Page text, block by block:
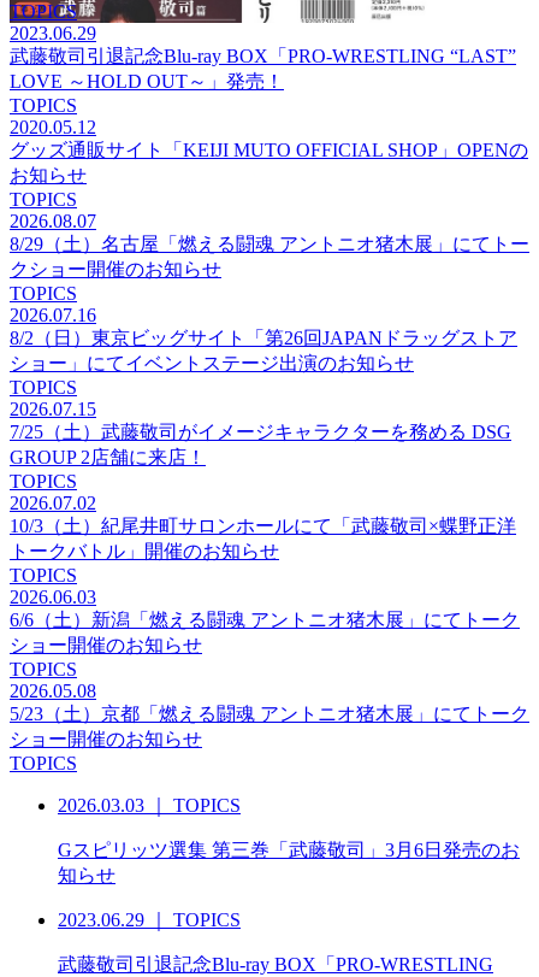
TOPICS
2023.06.29
武藤敬司引退記念Blu-ray BOX「PRO-WRESTLING “LAST”
LOVE ～HOLD OUT～」発売！
TOPICS
2020.05.12
グッズ通販サイト「KEIJI MUTO OFFICIAL SHOP」OPENの
お知らせ
TOPICS
2026.08.07
8/29（土）名古屋「燃える闘魂 アントニオ猪木展」にてトー
クショー開催のお知らせ
TOPICS
2026.07.16
8/2（日）東京ビッグサイト「第26回JAPANドラッグストア
ショー」にてイベントステージ出演のお知らせ
TOPICS
2026.07.15
7/25（土）武藤敬司がイメージキャラクターを務める DSG
GROUP 2店舗に来店！
TOPICS
2026.07.02
10/3（土）紀尾井町サロンホールにて「武藤敬司×蝶野正洋
トークバトル」開催のお知らせ
TOPICS
2026.06.03
6/6（土）新潟「燃える闘魂 アントニオ猪木展」にてトーク
ショー開催のお知らせ
TOPICS
2026.05.08
5/23（土）京都「燃える闘魂 アントニオ猪木展」にてトーク
ショー開催のお知らせ
TOPICS
2026.03.03 TOPICS
Gスピリッツ選集 第三巻「武藤敬司」3月6日発売のお
知らせ
2023.06.29 TOPICS
武藤敬司引退記念Blu-ray BOX「PRO-WRESTLING